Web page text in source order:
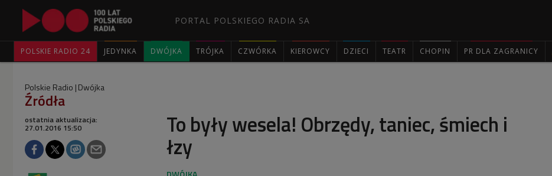
PORTAL POLSKIEGO RADIA SA
POLSKIE RADIO 24 JEDYNKA DWÓJKA TRÓJKA CZWÓRKA KIEROWCY DZIECI TEATR CHOPIN PR DLA ZAGRANICY
Polskie Radio Dwójka
Źródła
To były wesela! Obrzędy, taniec, śmiech i
łzy
ostatnia aktualizacja:
27.01.2016 15:50